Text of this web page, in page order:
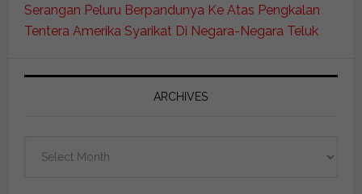
Serangan Peluru Berpandunya Ke Atas Pengkalan
Tentera Amerika Syarikat Di Negara-Negara Teluk
ARCHIVES